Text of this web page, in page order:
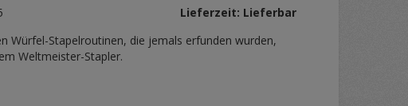
Lieferzeit: Lieferbar
Würfel-Stapelroutinen, die jemals erfunden wurden,
Weltmeister-Stapler.